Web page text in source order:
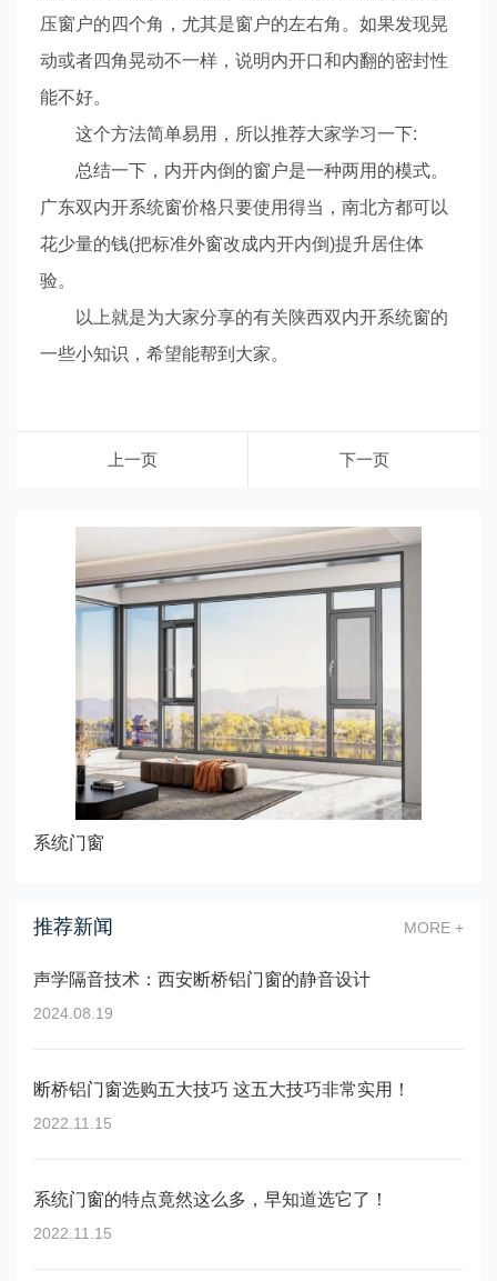
压窗户的四个角，尤其是窗户的左右角。如果发现晃
动或者四角晃动不一样，说明内开口和内翻的密封性
能不好。
这个方法简单易用，所以推荐大家学习一下:
总结一下，内开内倒的窗户是一种两用的模式。
广东双内开系统窗价格只要使用得当，南北方都可以
花少量的钱(把标准外窗改成内开内倒)提升居住体
验。
以上就是为大家分享的有关陕西双内开系统窗的
一些小知识，希望能帮到大家。
上一页 下一页
系统门窗
推荐新闻 MORE +
声学隔音技术：西安断桥铝门窗的静音设计
2024.08.19
断桥铝门窗选购五大技巧 这五大技巧非常实用！
2022.11.15
系统门窗的特点竟然这么多，早知道选它了！
2022.11.15